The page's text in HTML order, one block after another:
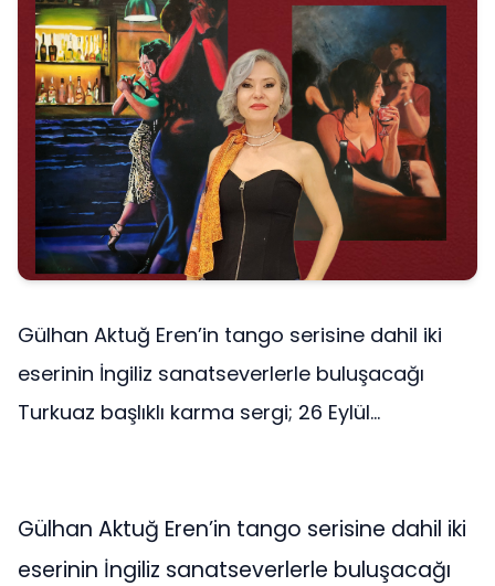
Gülhan Aktuğ Eren’in tango serisine dahil iki
eserinin İngiliz sanatseverlerle buluşacağı
Turkuaz başlıklı karma sergi; 26 Eylül...
Gülhan Aktuğ Eren’in tango serisine dahil iki
eserinin İngiliz sanatseverlerle buluşacağı